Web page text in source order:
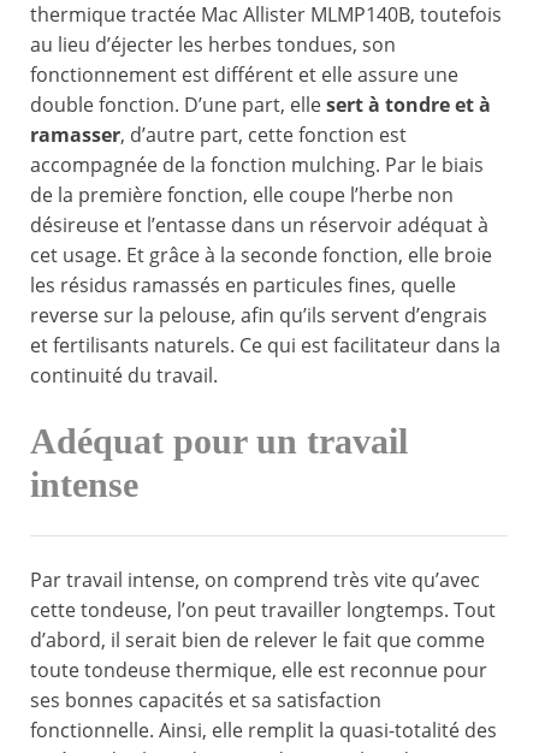
thermique tractée Mac Allister MLMP140B, toutefois
au lieu d’éjecter les herbes tondues, son
fonctionnement est différent et elle assure une
double fonction. D’une part, ellesert à tondre et à
ramasser, d’autre part, cette fonction est
accompagnée de la fonction mulching. Par le biais
de la première fonction, elle coupe l’herbe non
désireuse et l’entasse dans un réservoir adéquat à
cet usage. Et grâce à la seconde fonction, elle broie
les résidus ramassés en particules fines, quelle
reverse sur la pelouse, afin qu’ils servent d’engrais
et fertilisants naturels. Ce qui est facilitateur dans la
continuité du travail.
Adéquat pour un travail
intense
Par travail intense, on comprend très vite qu’avec
cette tondeuse, l’on peut travailler longtemps. Tout
d’abord, il serait bien de relever le fait que comme
toute tondeuse thermique, elle est reconnue pour
ses bonnes capacités et sa satisfaction
fonctionnelle. Ainsi, elle remplit la quasi-totalité des